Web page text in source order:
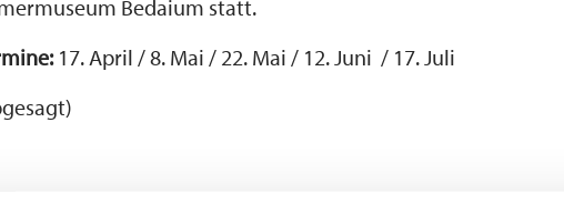
Bedaium statt.
17. April / 8. Mai / 22. Mai / 12. Juni / 17. Juli